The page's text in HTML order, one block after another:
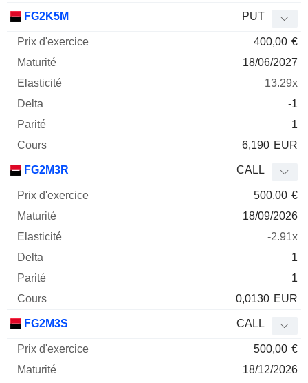
FG2K5M PUT
400,00 €
18/06/2027
13.29x
-1
1
6,190 EUR
FG2M3R CALL
500,00 €
18/09/2026
-2.91x
1
1
0,0130 EUR
FG2M3S CALL
500,00 €
18/12/2026